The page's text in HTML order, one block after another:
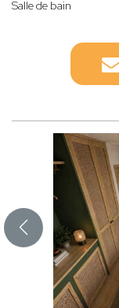
Salle de bain